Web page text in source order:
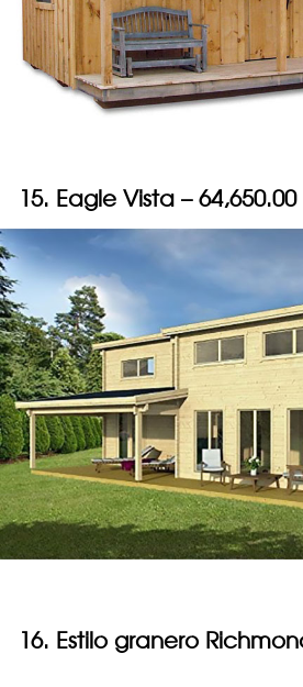
15. Eagle Vista – 64,650.00
16. Estilo granero